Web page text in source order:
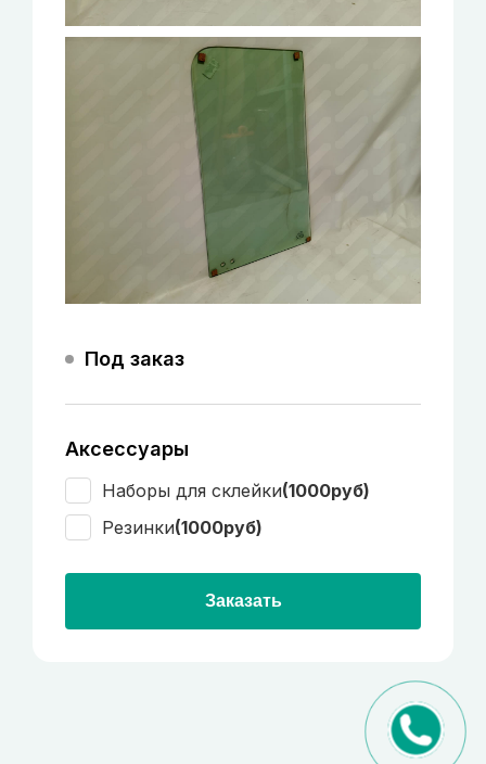
Под заказ
Аксессуары
Наборы для склейки(1000руб)
Резинки(1000руб)
Заказать